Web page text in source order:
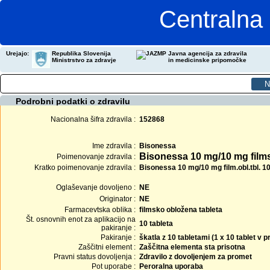
Urejajo:
Republika Slovenija
Ministrstvo za zdravje
Javna agencija za zdravila
in medicinske pripomočke
Podrobni podatki o zdravilu
Nacionalna šifra zdravila : 152868
Ime zdravila : Bisonessa
Poimenovanje zdravila :
Bisonessa 10 mg/10 mg
Kratko poimenovanje zdravila : Bisonessa 10 mg/10 mg film.obl.tbl.
Oglaševanje dovoljeno : NE
Originator : NE
Farmacevtska oblika : filmsko obložena tableta
Št. osnovnih enot za aplikacijo na
pakiranje : 10 tableta
Pakiranje : škatla z 10 tabletami (1 x 10 tablet v
Zaščitni element : Zaščitna elementa sta prisotna
Pravni status dovoljenja : Zdravilo z dovoljenjem za promet
Pot uporabe : Peroralna uporaba